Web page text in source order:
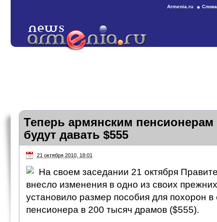
Armenia.ru
Теперь армянским
будут давать $555
21 октября 2010, 18:01
На своем заседании 21 октября
внесло изменения в одно из своих
установило размер пособия для похорон в
пенсионера в 200 тысяч драмов ($555).